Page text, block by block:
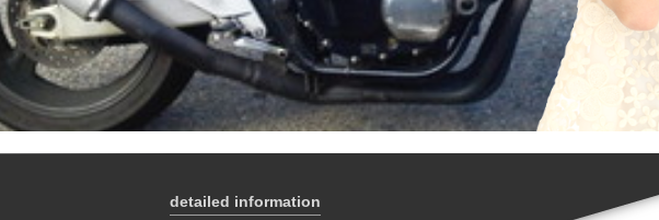
detailed information